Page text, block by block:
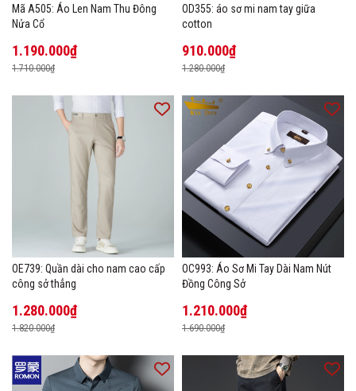
Mã A505: Áo Len Nam Thu Đông
Nửa Cổ
1.190.000₫
1.710.000₫
OD355: áo sơ mi nam tay giữa
cotton
910.000₫
1.280.000₫
OE739: Quần dài cho nam cao cấp
công sở thẳng
1.280.000₫
1.820.000₫
OC993: Áo Sơ Mi Tay Dài Nam Nút
Đồng Công Sở
1.210.000₫
1.690.000₫